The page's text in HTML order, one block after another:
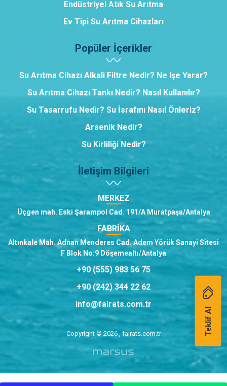
Endüstriyel Atık Su Arıtma
Ev Tipi Su Arıtma Cihazları
Popüler İçerikler
Su Arıtma Cihazı Alkali Filtre Nedir? Ne Işe Yarar?
Su Arıtma Cihazı Tankı Nedir? Nasıl Kullanılır?
Su Tasarrufu Nedir? Su İsrafını Nasıl Önleriz?
Arsenik Nedir?
Su Kirliliği Nedir?
İletişim Bilgileri
MERKEZ
Üçgen mah. Eski Şarampol Cad. 191/A Muratpaşa/Antalya
FABRİKA
Altınkale Mah. Adnan Menderes Cad. Adem Yörük Sanayi Sitesi
F Blok No:9 Döşemealtı/Antalya
+90 (555) 983 56 75
+90 (242) 344 22 62
info@fairats.com.tr
Copyright © 2026 , fairats.com.tr Teklif Al